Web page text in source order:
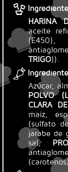
HARINA
aceite
(E450),
TRIGO)).
Azúcar,
POLVO
CLARA
maíz,
(sulfato
jarabe de
sal,